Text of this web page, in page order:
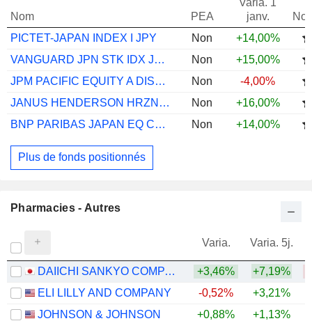
Nom PEA
janv.
PICTET-JAPAN INDEX I JPY
Non
+14,00%
VANGUARD JPN STK IDX JPY ACC
Non
+15,00%
JPM PACIFIC EQUITY A DIST USD
Non
-4,00%
JANUS HENDERSON HRZN JAPAN OPPS A2 USD
Non
+16,00%
BNP PARIBAS JAPAN EQ CL CAP
Non +14,00%
Plus de fonds positionnés
Pharmacies - Autres
Varia. Varia. 5j.
DAIICHI SANKYO COMPANY, LIMITED +3,46% +7,19%
ELI LILLY AND COMPANY
-0,52% +3,21%
JOHNSON & JOHNSON
+0,88% +1,13%